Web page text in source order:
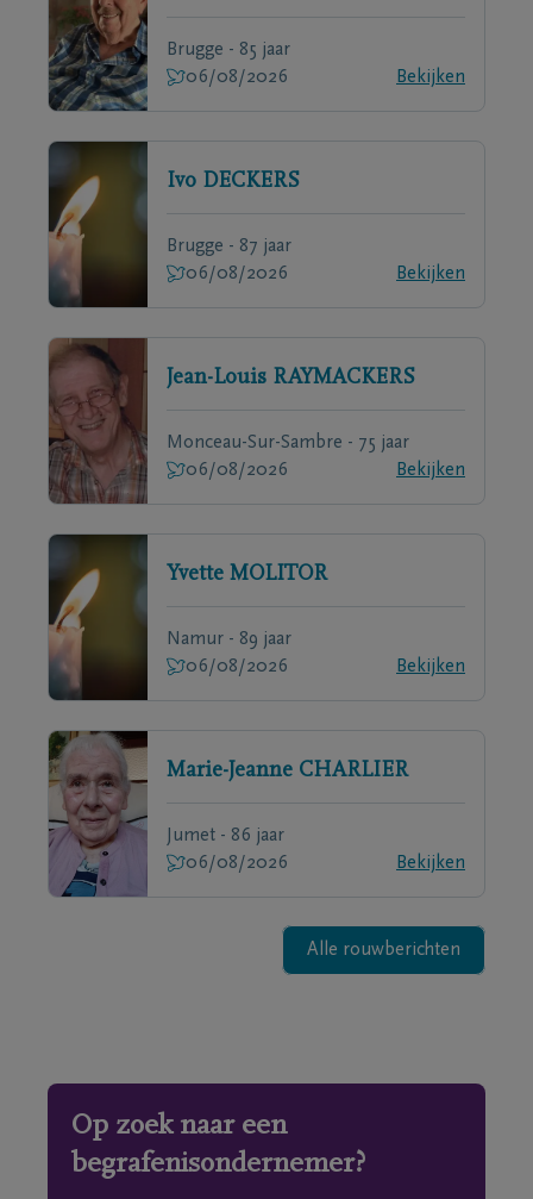
Brugge - 85 jaar
06/08/2026
Bekijken
Ivo DECKERS
Brugge - 87 jaar
06/08/2026
Bekijken
Jean-Louis RAYMACKERS
Monceau-Sur-Sambre - 75 jaar
06/08/2026
Bekijken
Yvette MOLITOR
Namur - 89 jaar
06/08/2026
Bekijken
Marie-Jeanne CHARLIER
Jumet - 86 jaar
06/08/2026
Bekijken
Alle rouwberichten
Op zoek naar een
begrafenisondernemer?